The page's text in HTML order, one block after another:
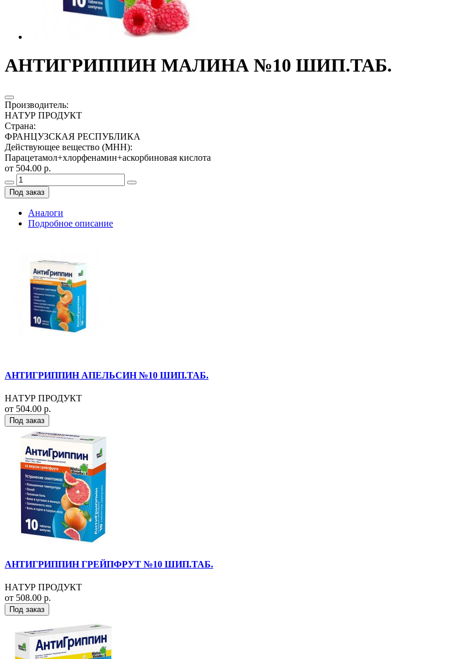
АНТИГРИППИН МАЛИНА №10 ШИП.ТАБ.
Производитель:
НАТУР ПРОДУКТ
Страна:
ФРАНЦУЗСКАЯ РЕСПУБЛИКА
Действующее вещество (МНН):
Парацетамол+хлорфенамин+аскорбиновая кислота
от 504.00 р.
Под заказ
Аналоги
Подробное описание
АНТИГРИППИН АПЕЛЬСИН №10 ШИП.ТАБ.
НАТУР ПРОДУКТ
от 504.00 р.
Под заказ
АНТИГРИППИН ГРЕЙПФРУТ №10 ШИП.ТАБ.
НАТУР ПРОДУКТ
от 508.00 р.
Под заказ